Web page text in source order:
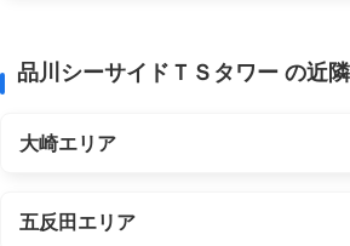
品川シーサイドＴＳタワー の近
大崎エリア
五反田エリア